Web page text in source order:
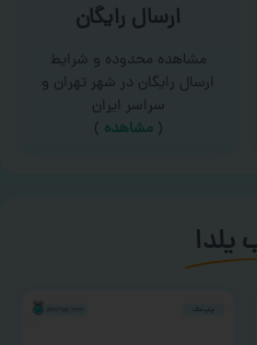
ارسال رایگان
مشاهده محدوده و شرایط
ارسال رایگان در شهر تهران و
سراسر ایران
(مشاهده )